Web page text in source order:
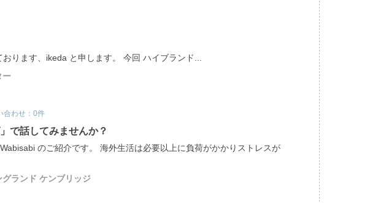
ります、ikeda と申します。 今回 ハイブランド...
ー
合わせ：0件
で話してみませんか？
のご紹介です。 海外生活は必要以上に負荷がかかりストレスが
ランド ケンブリッジ